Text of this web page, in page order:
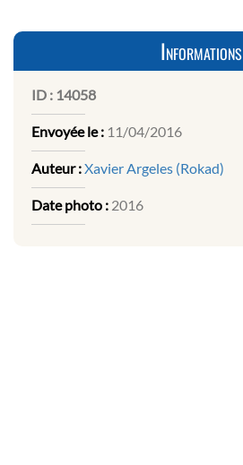
Informations
ID : 14058
Envoyée le : 11/04/2016
Auteur :Xavier Argeles (Rokad)
Date photo : 2016